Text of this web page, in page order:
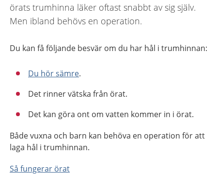
örats trumhinna läker oftast snabbt av sig själv.
Men ibland behövs en operation.
Du kan få följande besvär om du har hål i trumhinnan:
Du hör sämre.
Det rinner vätska från örat.
Det kan göra ont om vatten kommer in i örat.
Både vuxna och barn kan behöva en operation för att
laga hål i trumhinnan.
Så fungerar örat